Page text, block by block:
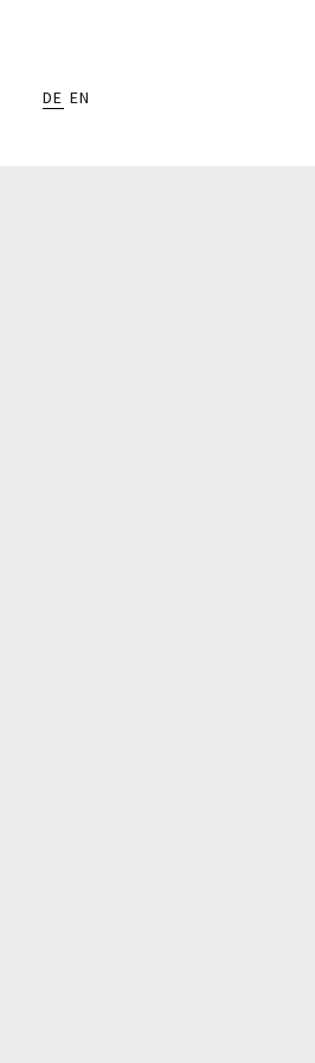
DE EN